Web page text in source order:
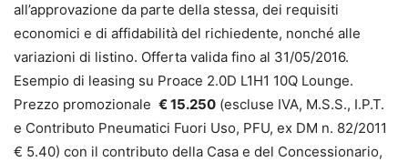
all’approvazione da parte della stessa, dei requisiti
economici e di affidabilità del richiedente, nonché alle
variazioni di listino. Offerta valida fino al 31/05/2016.
Esempio di leasing su Proace 2.0D L1H1 10Q Lounge.
Prezzo promozionale € 15.250 (escluse IVA, M.S.S., I.P.T.
e Contributo Pneumatici Fuori Uso, PFU, ex DM n. 82/2011
€ 5.40) con il contributo della Casa e del Concessionario,